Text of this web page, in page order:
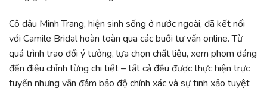
Cô dâu Minh Trang, hiện sinh sống ở nước ngoài, đã kết nối
với Camile Bridal hoàn toàn qua các buổi tư vấn online. Từ
quá trình trao đổi ý tưởng, lựa chọn chất liệu, xem phom dáng
đến điều chỉnh từng chi tiết – tất cả đều được thực hiện trực
tuyến nhưng vẫn đảm bảo độ chính xác và sự tinh xảo tuyệt